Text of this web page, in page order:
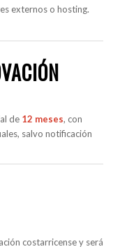
externos o hosting.
de 12 meses, con
salvo notificación
costarricense y será